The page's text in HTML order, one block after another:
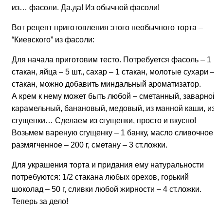
из… фасоли. Да.да! Из обычной фасоли!
Вот рецепт приготовления этого необычного торта –
“Киевского” из фасоли:
Для начала приготовим тесто. Потребуется фасоль – 1
стакан, яйца – 5 шт., сахар – 1 стакан, молотые сухари –
стакан, можно добавить миндальный ароматизатор.
А крем к нему может быть любой – сметанный,
карамельный, банановый, медовый, из манной каши, из
сгущенки… Сделаем из сгущенки, просто и вкусно!
Возьмем вареную сгущенку – 1 банку, масло сливочное
размягченное – 200 г, сметану – 3 ст.ложки.
Для украшения торта и придания ему натуральности
потребуются: 1/2 стакана любых орехов, горький
шоколад – 50 г, сливки любой жирности – 4 ст.ложки.
Теперь за дело!